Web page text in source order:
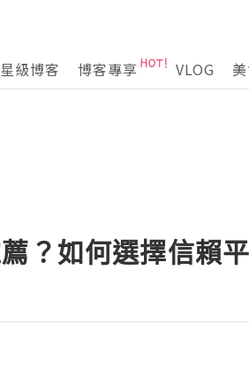
星級博客 博客專享 VLOG
？如何選擇信賴